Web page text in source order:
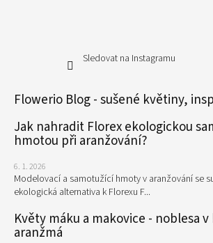
Sledovat na Instagramu
Flowerio Blog - sušené květiny,
Jak nahradit Florex ekologickou
hmotou při aranžování?
6. 1. 2026
Modelovací a samotužící hmoty v aranžování se
ekologická alternativa k Florexu F...
Květy máku a makovice - noblesa
aranžmá